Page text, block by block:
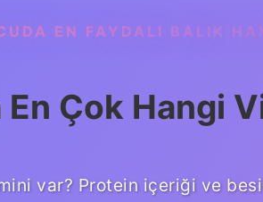
EN FAYDALI BALIK
En Çok Hangi
var? Protein içeriği ve